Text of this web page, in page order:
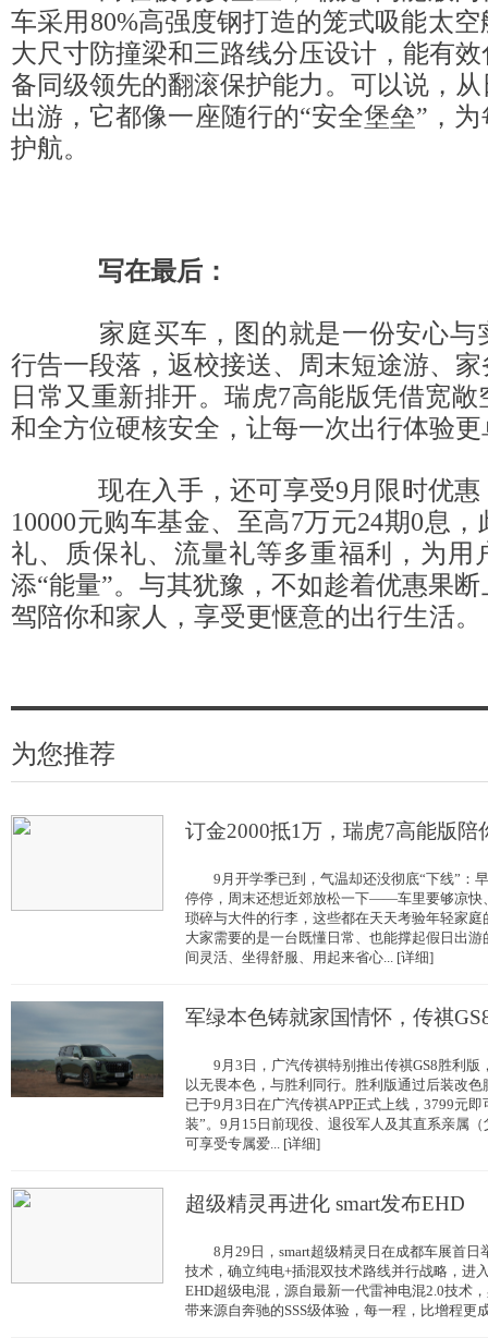
车采用80%高强度钢打造的笼式吸能太
大尺寸防撞梁和三路线分压设计，能有
备同级领先的翻滚保护能力。可以说，
出游，它都像一座随行的“安全堡垒”，
护航。
写在最后：
家庭买车，图的就是一份安心与
行告一段落，返校接送、周末短途游、
日常又重新排开。瑞虎7高能版凭借宽
和全方位硬核安全，让每一次出行体验更
现在入手，还可享受9月限时优惠
10000元购车基金、至高7万元24期0息
礼、质保礼、流量礼等多重福利，为用
添“能量”。与其犹豫，不如趁着优惠果
驾陪你和家人，享受更惬意的出行生活。
为您推荐
订金2000抵1万，瑞虎7高能版陪
9月开学季已到，气温却还没彻底“下线”：
停停，周末还想近郊放松一下——车里要够凉快
琐碎与大件的行李，这些都在天天考验年轻
大家需要的是一台既懂日常、也能撑起假日出
间灵活、坐得舒服、用起来省心... [详细]
军绿本色铸就家国情怀，传祺
9月3日，广汽传祺特别推出传祺GS8胜利版
以无畏本色，与胜利同行。胜利版通过后装改
已于9月3日在广汽传祺APP正式上线，3799元
装”。9月15日前现役、退役军人及其直系亲属
可享受专属爱... [详细]
超级精灵再进化 smart发布EHD
8月29日，smart超级精灵日在成都车展首日
技术，确立纯电+插混双技术路线并行战略，
EHD超级电混，源自最新一代雷神电混2.0技术
带来源自奔驰的SSS级体验，每一程，比增程